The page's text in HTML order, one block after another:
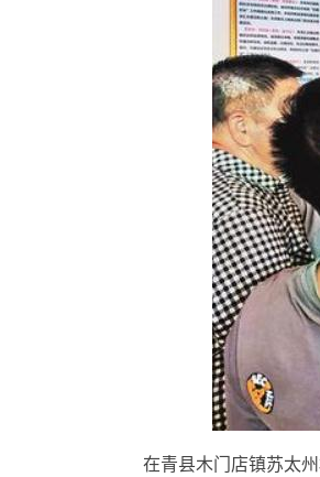
在青县木门店镇苏太